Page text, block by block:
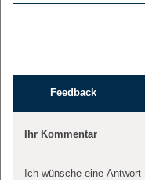
Feedback
Ihr Kommentar
Ich wünsche eine Antwort